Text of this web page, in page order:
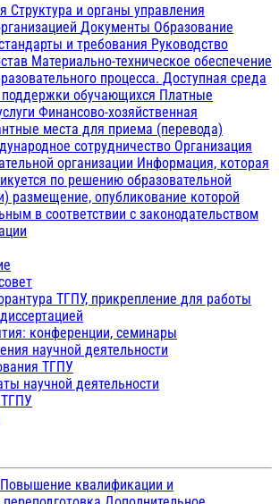
Структура и органы управления
Документы Образование
и требования Руководство
Материально-техническое обеспечение
процесса. Доступная среда
обучающихся Платные
Финансово-хозяйственная
места для приема (перевода)
сотрудничество Организация
организации Информация, которая
по решению образовательной
размещение, опубликование которой
в соответствии с законодательством
ТГПУ, прикрепление для работы
конференции, семинары
научной деятельности
ТГПУ
научной деятельности
Повышение квалификации и